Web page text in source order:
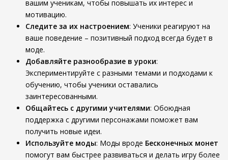
вашим ученикам, чтобы повышать их интерес и
мотивацию.
Следите за их настроением: Ученики реагируют на
ваше поведение – позитивный подход всегда будет в
моде.
Добавляйте разнообразие в уроки:
Экспериментируйте с разными темами и подходами к
обучению, чтобы ученики оставались
заинтересованными.
Общайтесь с другими учителями: Обоюдная
поддержка с другими персонажами поможет вам
получить новые идеи.
Используйте моды: Моды вроде Бесконечных монет
помогут вам быстрее развиваться и делать игру более